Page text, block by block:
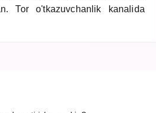
Tor o'tkazuvchanlik kanalida